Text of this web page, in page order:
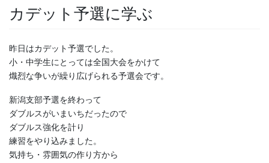
カデット予選に学ぶ
昨日はカデット予選でした。
小・中学生にとっては全国大会をかけて
熾烈な争いが繰り広げられる予選会です。
新潟支部予選を終わって
ダブルスがいまいちだったので
ダブルス強化を計り
練習をやり込みました。
気持ち・雰囲気の作り方から